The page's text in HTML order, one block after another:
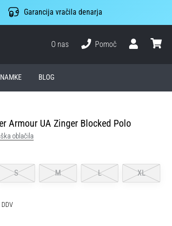
Garancija vračila denarja
O nas
Pomoč
BLOG
Armour UA Zinger Blocked Polo
oblačila
S M L XL
DDV